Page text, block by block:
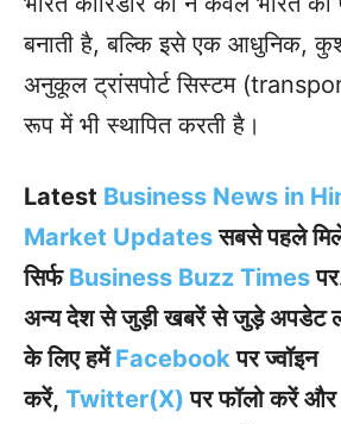
बनाती है, बल्कि इसे एक आधुनिक,
अनुकूल ट्रांसपोर्ट सिस्टम
रूप में भी स्थापित करती है।
Latest Business News in
Market Updates सबसे पहले
सिर्फ Business Buzz Times
अन्य देश से जुड़ी खबरें से जुड़े अपडेट
के लिए हमें Facebook पर ज्वॉइन
करें, Twitter(X) पर फॉलो करें और